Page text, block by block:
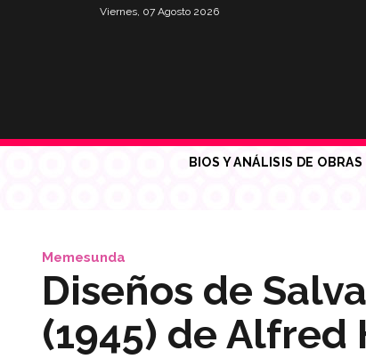
Viernes, 07 Agosto 2026
BIOS Y ANÁLISIS DE OBRAS
Memesunda
Diseños de
(1945) de